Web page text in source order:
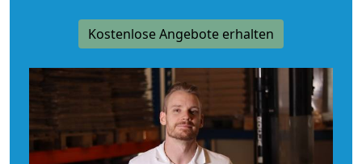
Kostenlose Angebote erhalten